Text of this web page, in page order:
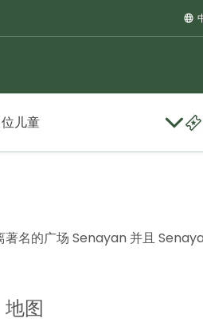
0 位儿童
名的广场 Senayan 并且
地图